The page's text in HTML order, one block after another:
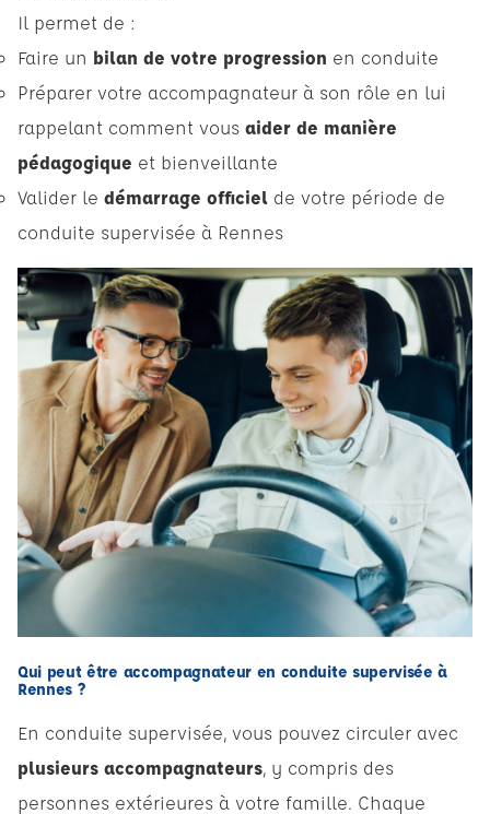
Il permet de :
Faire un bilan de votre progression en conduite
Préparer votre accompagnateur à son rôle en lui
rappelant comment vous aider de manière
pédagogique et bienveillante
Valider le démarrage officiel de votre période de
conduite supervisée à Rennes
Qui peut être accompagnateur en conduite supervisée à
Rennes ?
En conduite supervisée, vous pouvez circuler avec
plusieurs accompagnateurs, y compris des
personnes extérieures à votre famille. Chaque